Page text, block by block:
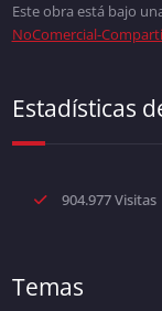
Este obra está bajo
NoComercial-
Estadísticas
904.977 Visitas
Temas